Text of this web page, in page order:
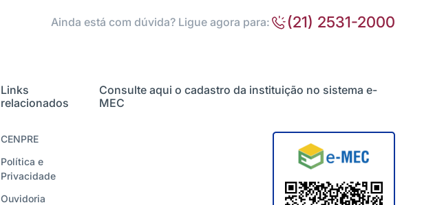
Ainda está com dúvida? Ligue agora para: (21) 2531-2000
Links
relacionados
CENPRE
Política e
Privacidade
Ouvidoria
Consulte aqui o cadastro da instituição no sistema e-
MEC